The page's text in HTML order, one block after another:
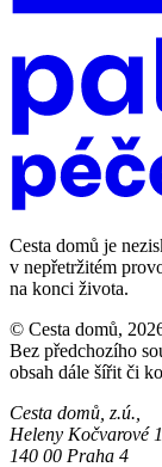
Cesta domů je
v nepřetržitém
na konci života.
© Cesta domů,
Bez předchozího
obsah dále šířit či
Cesta domů, z.ú.,
Heleny Kočvarové 1,
140 00 Praha 4